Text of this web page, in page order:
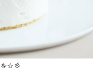
を☆彡